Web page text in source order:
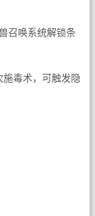
召唤系统解锁条
毒术，可触发隐